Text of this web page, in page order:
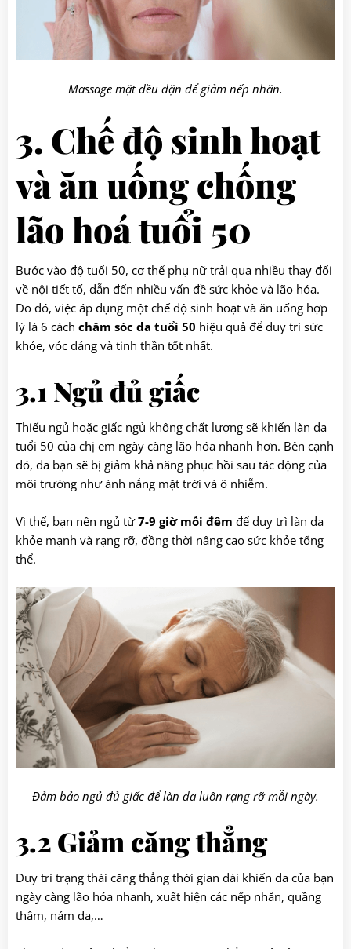
Massage mặt đều đặn để giảm nếp nhăn.
3. Chế độ sinh hoạt
và ăn uống chống
lão hoá tuổi 50
Bước vào độ tuổi 50, cơ thể phụ nữ trải qua nhiều thay đổi
về nội tiết tố, dẫn đến nhiều vấn đề sức khỏe và lão hóa.
Do đó, việc áp dụng một chế độ sinh hoạt và ăn uống hợp
lý là 6 cách chăm sóc da tuổi 50 hiệu quả để duy trì sức
khỏe, vóc dáng và tinh thần tốt nhất.
3.1 Ngủ đủ giấc
Thiếu ngủ hoặc giấc ngủ không chất lượng sẽ khiến làn da
tuổi 50 của chị em ngày càng lão hóa nhanh hơn. Bên cạnh
đó, da bạn sẽ bị giảm khả năng phục hồi sau tác động của
môi trường như ánh nắng mặt trời và ô nhiễm.
Vì thế, bạn nên ngủ từ7-9 giờ mỗi đêm để duy trì làn da
khỏe mạnh và rạng rỡ, đồng thời nâng cao sức khỏe tổng
thể.
Đảm bảo ngủ đủ giấc để làn da luôn rạng rỡ mỗi ngày.
3.2 Giảm căng thẳng
Duy trì trạng thái căng thẳng thời gian dài khiến da của bạn
ngày càng lão hóa nhanh, xuất hiện các nếp nhăn, quầng
thâm, nám da,…